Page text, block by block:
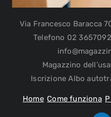
Via Francesco Baracca
Telefono 02
Magazzino
Iscrizione Albo
Home Come funziona